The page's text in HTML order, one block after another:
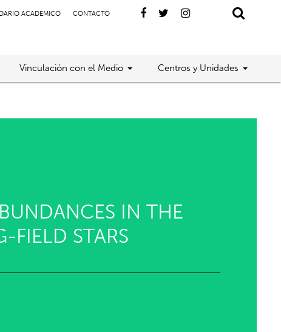
ACADÉMICO CONTACTO
Vinculación con el Medio Centros y Unidades
IN THE
FIELD STARS